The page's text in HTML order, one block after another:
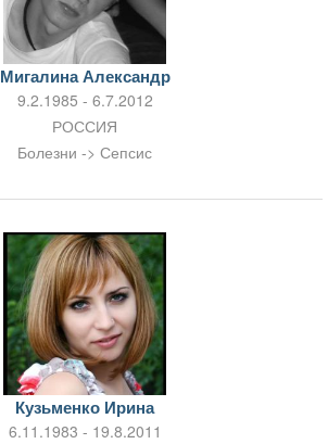
Мигалина Александр
9.2.1985 - 6.7.2012
РОССИЯ
Болезни -> Сепсис
Кузьменко Ирина
6.11.1983 - 19.8.2011